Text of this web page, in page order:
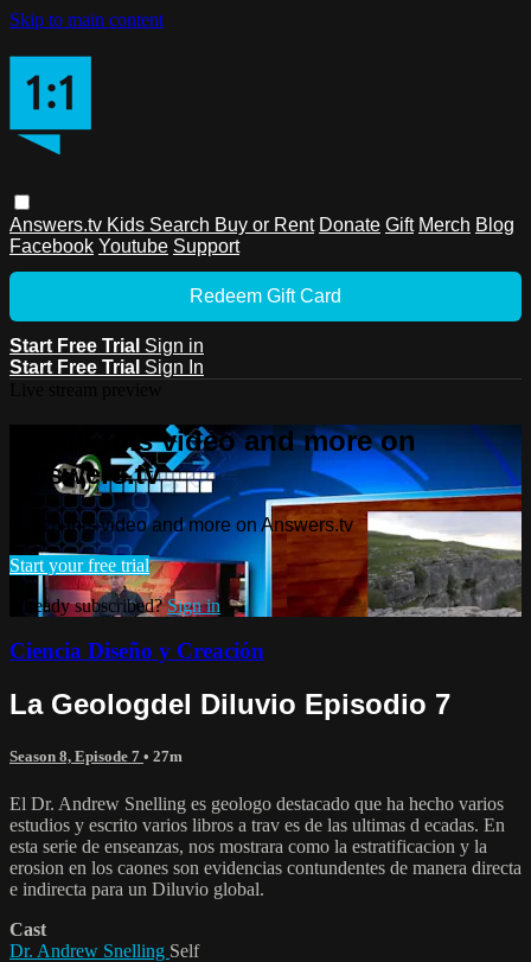
Skip to main content
Answers.tv Kids Search Buy or Rent Donate Gift Merch Blog
Facebook Youtube Support
Redeem Gift Card
Start Free Trial Sign in
Start Free Trial Sign In
Watch this video and more on
Answers.tv
Watch this video and more on Answers.tv
Start your free trial
Already subscribed?Sign in
Ciencia Diseño y Creación
La Geologdel Diluvio Episodio 7
Season 8, Episode 7 • 27m
El Dr. Andrew Snelling es geologo destacado que ha hecho varios
estudios y escrito varios libros a trav es de las ultimas d ecadas. En
esta serie de enseanzas, nos mostrara como la estratificacion y la
erosion en los caones son evidencias contundentes de manera directa
e indirecta para un Diluvio global.
Cast
Dr. Andrew Snelling Self